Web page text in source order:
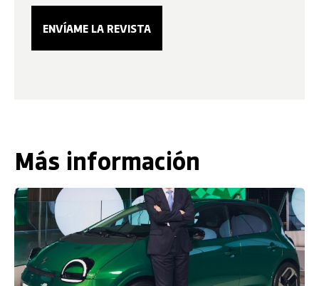
Más información